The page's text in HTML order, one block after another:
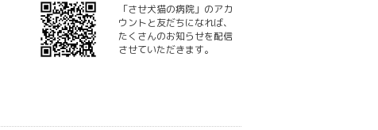
「させ犬猫の病院」のアカ
ウントと友だちになれば、
たくさんのお知らせを配信
させていただきます。